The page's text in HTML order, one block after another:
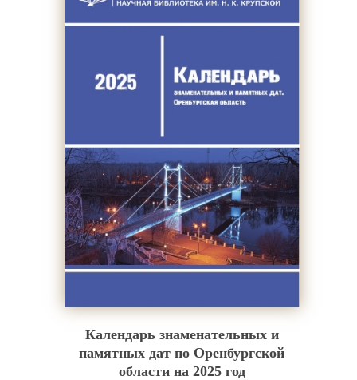
Календарь знаменательных и
памятных дат по Оренбургской
области на 2025 год